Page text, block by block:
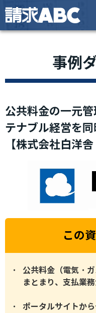
事例
公共料金の一元
テナブル経営を
【株式会社白洋舎
この
公共料金（電気・
まとまり、支払業
ポータルサイトか